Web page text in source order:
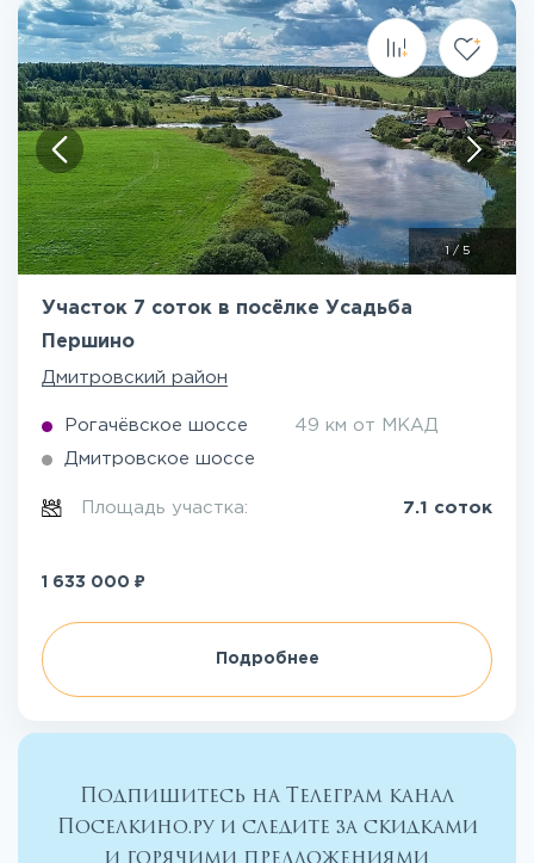
1/ 5
Участок 7 соток в посёлке Усадьба
Першино
Дмитровский район
Рогачёвское шоссе 49 км от МКАД
Дмитровское шоссе
Площадь участка: 7.1 соток
1 633 000 ₽
Подробнее
Подпишитесь на Телеграм канал
Поселкино.ру и следите за скидками